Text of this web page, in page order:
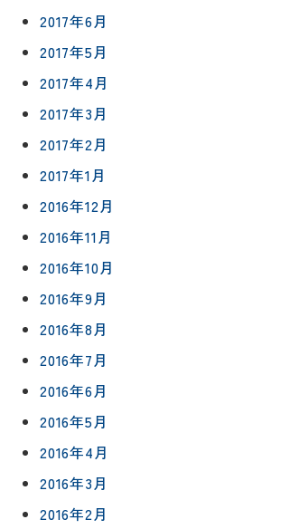
2017年6月
2017年5月
2017年4月
2017年3月
2017年2月
2017年1月
2016年12月
2016年11月
2016年10月
2016年9月
2016年8月
2016年7月
2016年6月
2016年5月
2016年4月
2016年3月
2016年2月